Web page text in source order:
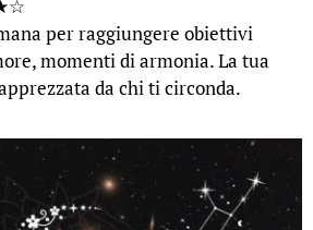
per raggiungere obiettivi
momenti di armonia. La tua
da chi ti circonda.